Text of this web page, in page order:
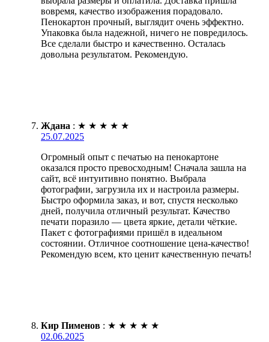
вовремя, качество изображения порадовало.
Пенокартон прочный, выглядит очень эффектно.
Упаковка была надежной, ничего не повредилось.
Все сделали быстро и качественно. Осталась
довольна результатом. Рекомендую.
Ждана : ★ ★ ★ ★ ★
25.07.2025
Огромный опыт с печатью на пенокартоне
оказался просто превосходным! Сначала зашла на
сайт, всё интуитивно понятно. Выбрала
фотографии, загрузила их и настроила размеры.
Быстро оформила заказ, и вот, спустя несколько
дней, получила отличный результат. Качество
печати поразило — цвета яркие, детали чёткие.
Пакет с фотографиями пришёл в идеальном
состоянии. Отличное соотношение цена-качество!
Рекомендую всем, кто ценит качественную печать!
Кир Пименов : ★ ★ ★ ★ ★
02.06.2025